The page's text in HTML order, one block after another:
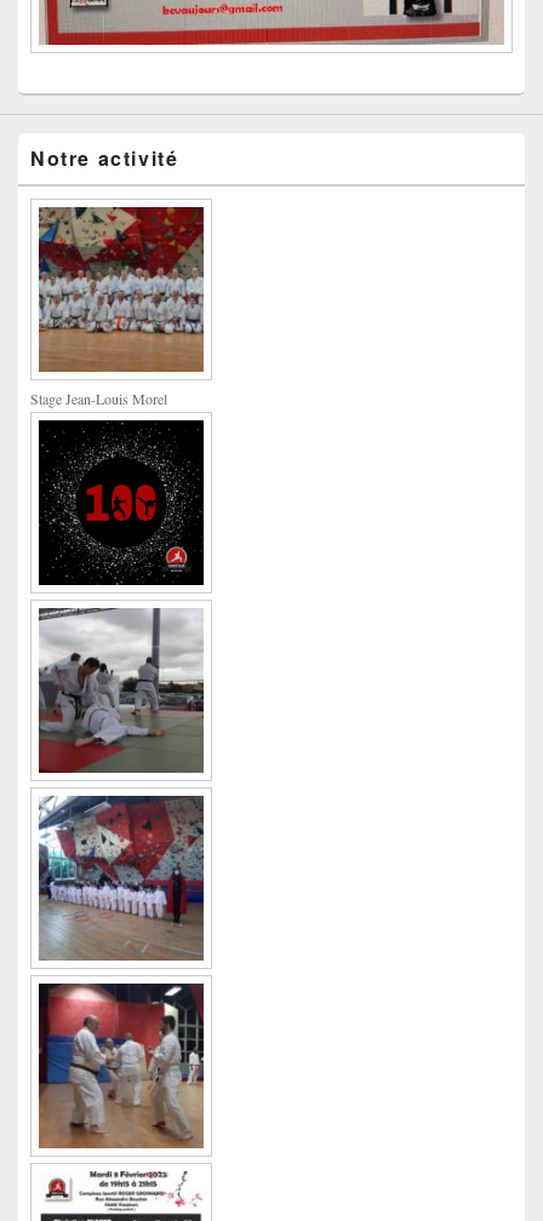
Notre activité
Stage Jean-Louis Morel